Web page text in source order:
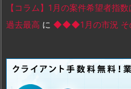
【コラム】1月の案件希望者指
過去最高 に ◆◆◆1月の市況 そ